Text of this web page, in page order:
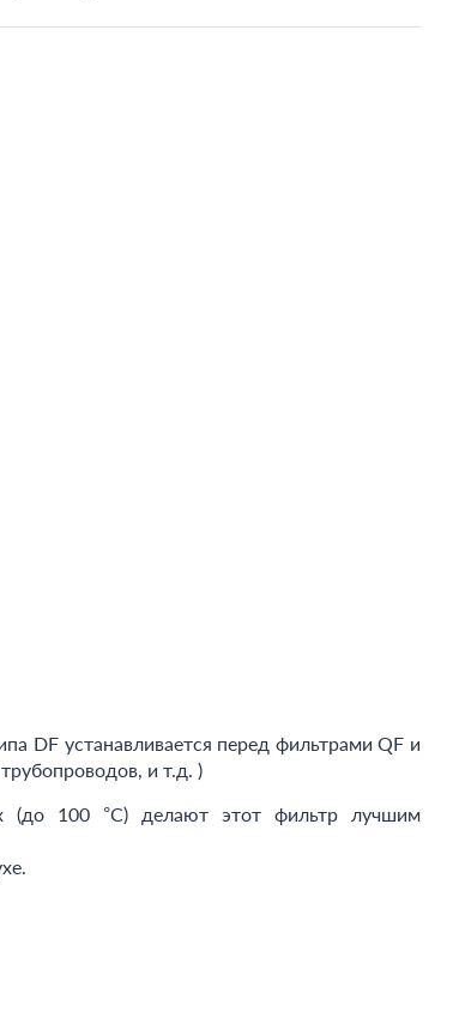
DF устанавливается перед фильтрами QF и
и т.д. )
(до 100 °С) делают этот фильтр лучшим